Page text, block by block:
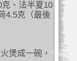
、法半夏10
4.5克（最後
煲成一碗，